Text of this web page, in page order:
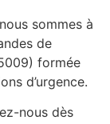
sommes à
de
formée
d’urgence.
nous dès